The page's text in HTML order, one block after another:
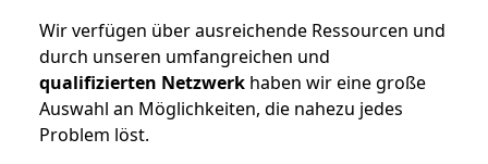
Wir verfügen über ausreichende Ressourcen und
durch unseren umfangreichen und
qualifizierten Netzwerk haben wir eine große
Auswahl an Möglichkeiten, die nahezu jedes
Problem löst.